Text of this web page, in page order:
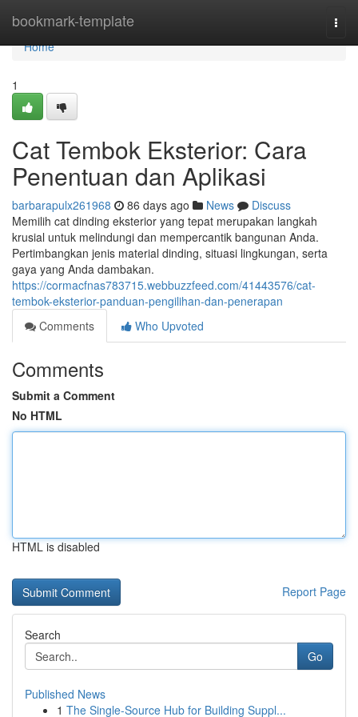
bookmark-template
Home
Home
1
Cat Tembok Eksterior: Cara
Penentuan dan Aplikasi
barbarapulx261968 86 days ago News
Discuss
Memilih cat dinding eksterior yang tepat merupakan langkah
krusial untuk melindungi dan mempercantik bangunan Anda.
Pertimbangkan jenis material dinding, situasi lingkungan, serta
gaya yang Anda dambakan.
https://cormacfnas783715.webbuzzfeed.com/41443576/cat-
tembok-eksterior-panduan-pengilihan-dan-penerapan
Comments
Who Upvoted
Comments
Submit a Comment
No HTML
HTML is disabled
Report Page
Search
Go
Published News
1 The Single-Source Hub for Building Suppl...